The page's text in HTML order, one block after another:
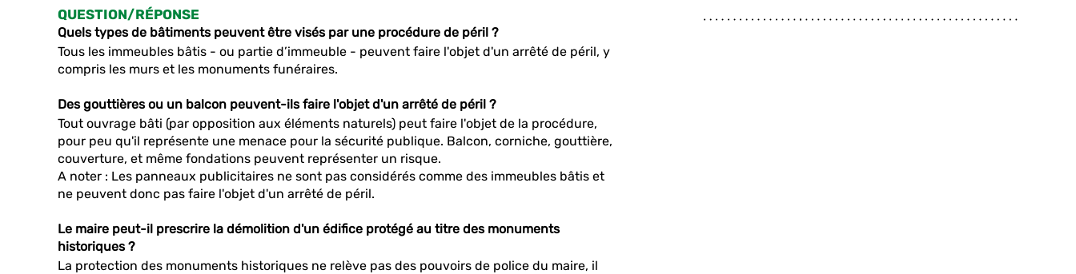
QUESTION/RÉPONSE
Quels types de bâtiments peuvent être visés par une procédure de péril ?
Tous les immeubles bâtis - ou partie d’immeuble - peuvent faire l'objet d'un arrêté de péril, y
compris les murs et les monuments funéraires.
Des gouttières ou un balcon peuvent-ils faire l'objet d'un arrêté de péril ?
Tout ouvrage bâti (par opposition aux éléments naturels) peut faire l'objet de la procédure,
pour peu qu'il représente une menace pour la sécurité publique. Balcon, corniche, gouttière,
couverture, et même fondations peuvent représenter un risque.
A noter : Les panneaux publicitaires ne sont pas considérés comme des immeubles bâtis et
ne peuvent donc pas faire l'objet d'un arrêté de péril.
Le maire peut-il prescrire la démolition d'un édifice protégé au titre des monuments
historiques ?
La protection des monuments historiques ne relève pas des pouvoirs de police du maire, il